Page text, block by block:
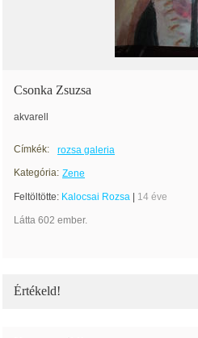
Csonka Zsuzsa
akvarell
Címkék:
rozsa galeria
Kategória: Zene
Feltöltötte: Kalocsai Rozsa 14 éve
Látta 602 ember.
Értékeld!